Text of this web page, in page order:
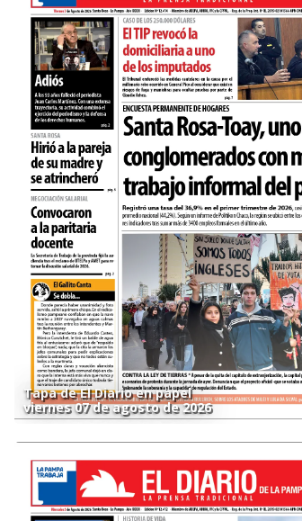
Tapa de El Diario en papel
viernes 07 de agosto de 2026